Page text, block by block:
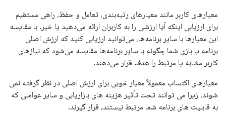
معیارهای کاربر مانند معیارهای رتبه‌بندی، تعامل و حفظ، راهی مستقیم
برای ارزیابی اینکه آیا ارزشی را به کاربران ارائه می‌دهید یا خیر. با مقایسه
این معیارها با سایر برنامه‌ها، می‌توانید ارزیابی کنید که ارزش اصلی
برنامه یا بازی شما چگونه با سایر برنامه‌ها مقایسه می‌شود که نیازهای
کاربر مشابه یا مرتبط را هدف قرار می‌دهند.
معیارهای اکتساب معمولاً معیار خوبی برای ارزش اصلی در نظر گرفته نمی
شوند، زیرا می توانند تحت تأثیر هزینه های بازاریابی و سایر عواملی که
به قابلیت های برنامه شما مرتبط نیستند، قرار گیرند.